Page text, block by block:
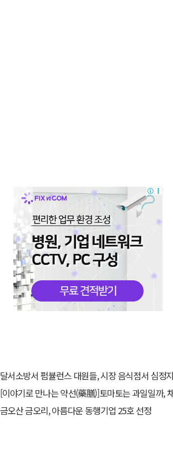
달서소방서 펌뷸런스 대원들, 시장 음식점서 심정지 환자
[이야기로 만나는 약선(藥膳)]토마토는 과일일까,
금오산 금오리, 아름다운 동행기업 25호 선정